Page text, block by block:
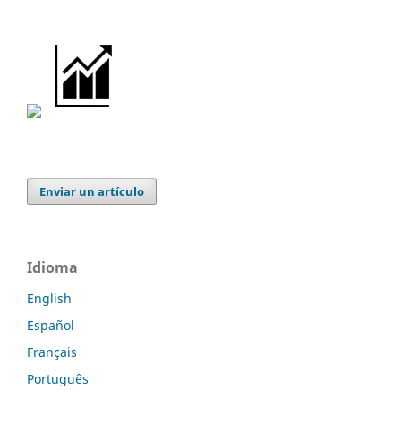
Enviar un artículo
Idioma
English
Español
Français
Português